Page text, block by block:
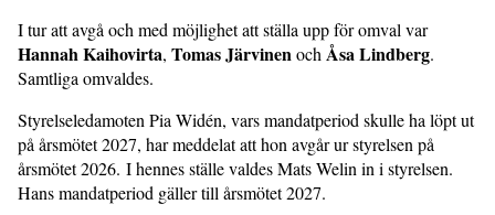
I tur att avgå och med möjlighet att ställa upp för omval var
Hannah Kaihovirta, Tomas Järvinenoch Åsa Lindberg.
Samtliga omvaldes.
Styrelseledamoten Pia Widén, vars mandatperiod skulle ha löpt ut
på årsmötet 2027, har meddelat att hon avgår ur styrelsen på
årsmötet 2026. I hennes ställe valdes Mats Welin in i styrelsen.
Hans mandatperiod gäller till årsmötet 2027.